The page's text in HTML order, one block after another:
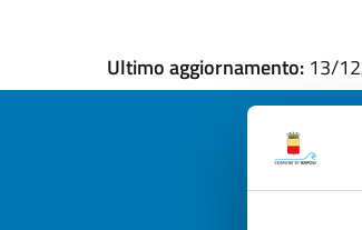
Ultimo aggiornamento: 13/